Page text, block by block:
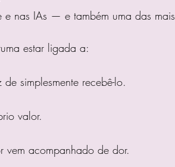
e nas IAs — e também uma das mais
estar ligada a:
simplesmente recebê-lo.
valor.
vem acompanhado de dor.